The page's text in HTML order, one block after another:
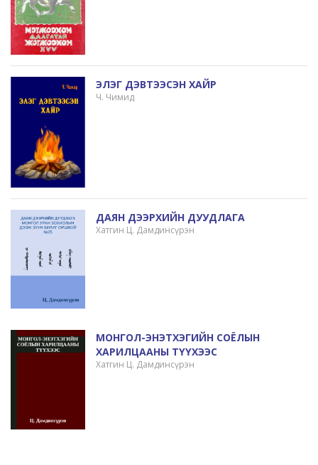
ЭЛЭГ ДЭВТЭЭСЭН ХАЙР
Ч. Чимид
ДАЯН ДЭЭРХИЙН ДУУДЛАГА
Хатгин Ц. Дамдинсүрэн
МОНГОЛ-ЭНЭТХЭГИЙН СОЁЛЫН
ХАРИЛЦААНЫ ТҮҮХЭЭС
Хатгин Ц. Дамдинсүрэн